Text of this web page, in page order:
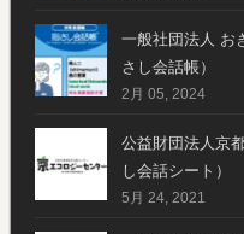
一般社団法人 お
さし会話帳）
2月 05, 2024
公益財団法人京
し会話シート）
5月 24, 2021